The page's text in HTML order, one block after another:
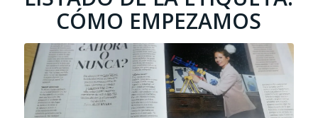
CÓMO EMPEZAMOS